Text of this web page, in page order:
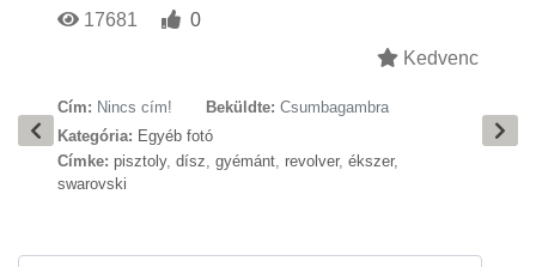
17681
0
Kedvenc
Cím: Nincs cím! Beküldte: Csumbagambra
Kategória: Egyéb fotó
Címke: pisztoly, dísz, gyémánt, revolver, ékszer,
swarovski